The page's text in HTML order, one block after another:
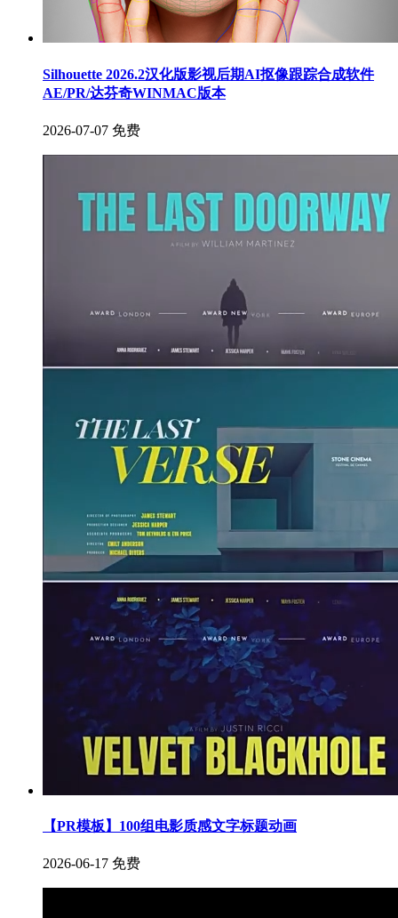
Silhouette 2026.2汉化版影视后期AI抠像跟踪合成软件
AE/PR/达芬奇WINMAC版本
2026-07-07 免费
【PR模板】100组电影质感文字标题动画
2026-06-17 免费